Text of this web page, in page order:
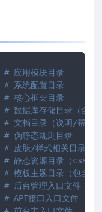
# 应用模块目录
# 系统配置目录
# 核心框架目录
# 数据库存储目录（含数
# 文档目录（说明/帮助/
# 伪静态规则目录
# 皮肤/样式相关目录
# 静态资源目录（css/
# 模板主题目录（包含当
# 后台管理入口文件
# API接口入口文件